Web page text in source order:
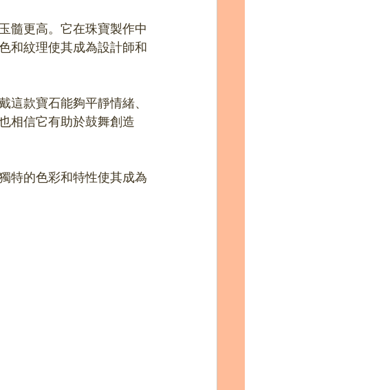
髓更高。它在珠寶製作中
和紋理使其成為設計師和
款寶石能夠平靜情緒、
相信它有助於鼓舞創造
特的色彩和特性使其成為